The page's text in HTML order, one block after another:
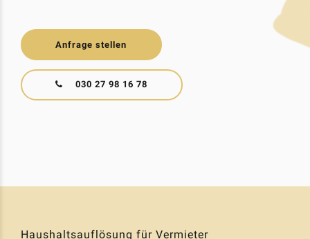
Anfrage stellen
030 27 98 16 78
Haushaltsauflösung für Vermieter